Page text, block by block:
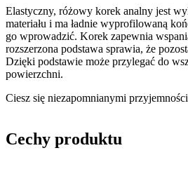
Elastyczny, różowy korek analny jest
materiału i ma ładnie wyprofilowaną
go wprowadzić. Korek zapewnia
rozszerzona podstawa sprawia, że
Dzięki podstawie może przylegać do
powierzchni.
Ciesz się niezapomnianymi
Cechy produktu